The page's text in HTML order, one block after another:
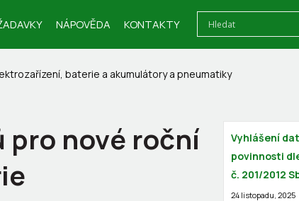
NÁPOVĚDA KONTAKTY
baterie a akumulátory a pneumatiky
pro nové roční
Vyhlášení
povinnosti
č. 201/2012
24 listopadu, 2025